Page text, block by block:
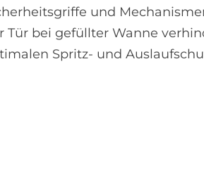
und
Tür bei gefüllter Wanne
Spritz- und